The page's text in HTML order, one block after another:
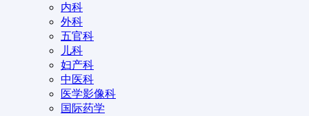
内科
外科
五官科
儿科
妇产科
中医科
医学影像科
国际药学